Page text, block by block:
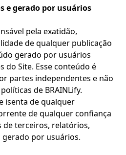
e gerado por usuários
pela exatidão,
de qualquer publicação
gerado por usuários
do Site. Esse conteúdo é
partes independentes e não
de BRAINLify.
isenta de qualquer
de qualquer confiança
de terceiros, relatórios,
por usuários.